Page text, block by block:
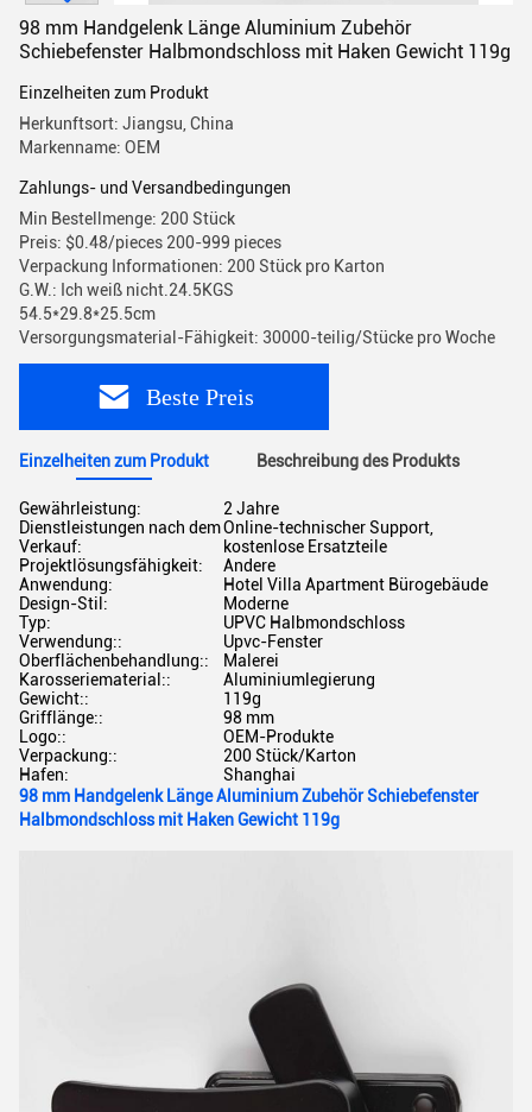
98 mm Handgelenk Länge Aluminium Zubehör
Schiebefenster Halbmondschloss mit Haken Gewicht 119g
Einzelheiten zum Produkt
Herkunftsort: Jiangsu, China
Markenname: OEM
Zahlungs- und Versandbedingungen
Min Bestellmenge: 200 Stück
Preis: $0.48/pieces 200-999 pieces
Verpackung Informationen: 200 Stück pro Karton
G.W.: Ich weiß nicht.24.5KGS
54.5*29.8*25.5cm
Versorgungsmaterial-Fähigkeit: 30000-teilig/Stücke pro Woche
Beste Preis
Einzelheiten zum Produkt Beschreibung des Produkts
Gewährleistung:
2 Jahre
Dienstleistungen nach dem
Verkauf:
Online-technischer Support,
kostenlose Ersatzteile
Projektlösungsfähigkeit:
Andere
Anwendung:
Hotel Villa Apartment Bürogebäude
Design-Stil:
Moderne
Typ:
UPVC Halbmondschloss
Verwendung::
Upvc-Fenster
Oberflächenbehandlung::
Malerei
Karosseriematerial::
Aluminiumlegierung
Gewicht::
119g
Grifflänge::
98 mm
Logo::
OEM-Produkte
Verpackung::
200 Stück/Karton
Hafen:
Shanghai
98 mm Handgelenk Länge Aluminium Zubehör Schiebefenster
Halbmondschloss mit Haken Gewicht 119g